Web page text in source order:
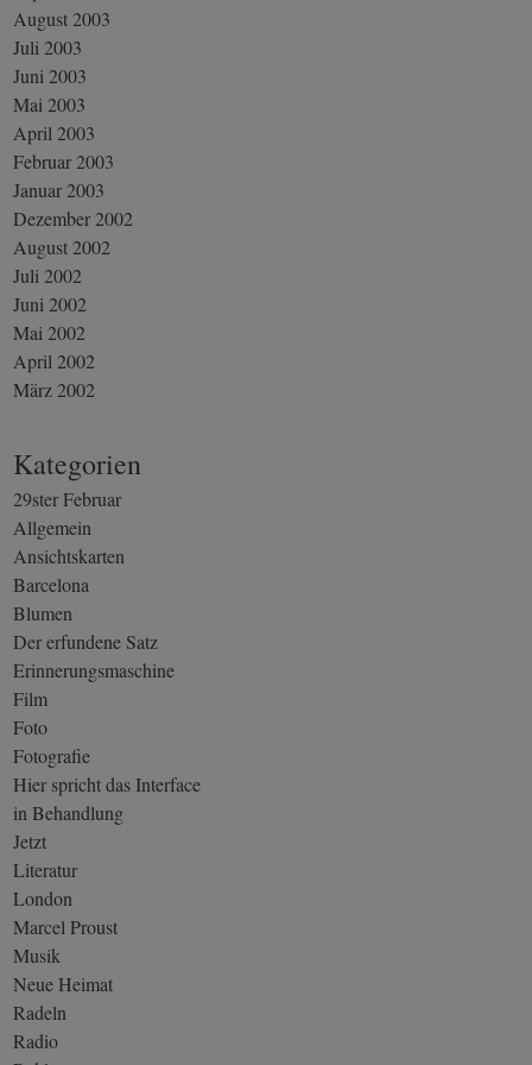
August 2003
Juli 2003
Juni 2003
Mai 2003
April 2003
Februar 2003
Januar 2003
Dezember 2002
August 2002
Juli 2002
Juni 2002
Mai 2002
April 2002
März 2002
Kategorien
29ster Februar
Allgemein
Ansichtskarten
Barcelona
Blumen
Der erfundene Satz
Erinnerungsmaschine
Film
Foto
Fotografie
Hier spricht das Interface
in Behandlung
Jetzt
Literatur
London
Marcel Proust
Musik
Neue Heimat
Radeln
Radio